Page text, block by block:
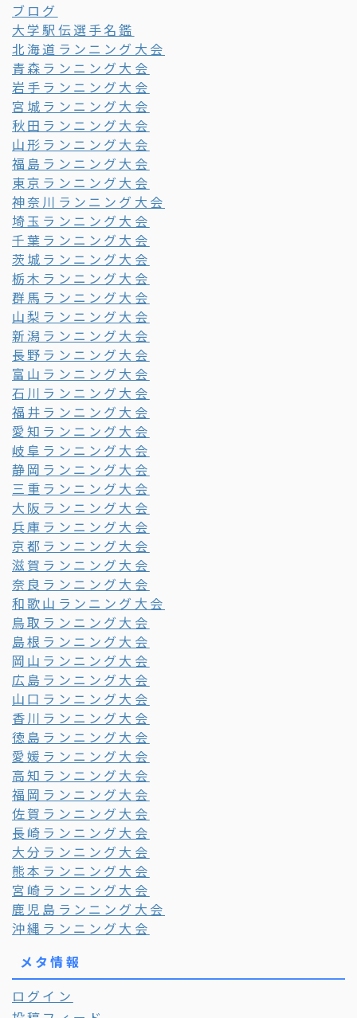
ブログ
大学駅伝選手名鑑
北海道ランニング大会
青森ランニング大会
岩手ランニング大会
宮城ランニング大会
秋田ランニング大会
山形ランニング大会
福島ランニング大会
東京ランニング大会
神奈川ランニング大会
埼玉ランニング大会
千葉ランニング大会
茨城ランニング大会
栃木ランニング大会
群馬ランニング大会
山梨ランニング大会
新潟ランニング大会
長野ランニング大会
富山ランニング大会
石川ランニング大会
福井ランニング大会
愛知ランニング大会
岐阜ランニング大会
静岡ランニング大会
三重ランニング大会
大阪ランニング大会
兵庫ランニング大会
京都ランニング大会
滋賀ランニング大会
奈良ランニング大会
和歌山ランニング大会
鳥取ランニング大会
島根ランニング大会
岡山ランニング大会
広島ランニング大会
山口ランニング大会
香川ランニング大会
徳島ランニング大会
愛媛ランニング大会
高知ランニング大会
福岡ランニング大会
佐賀ランニング大会
長崎ランニング大会
大分ランニング大会
熊本ランニング大会
宮崎ランニング大会
鹿児島ランニング大会
沖縄ランニング大会
メタ情報
ログイン